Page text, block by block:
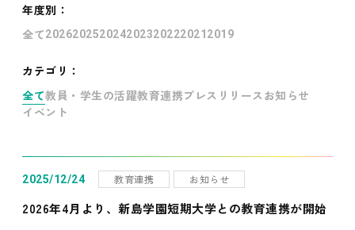
年度別 ：
全て202620252024202320222021 2019
カテゴリ：
全て教員・学生の活躍教育連携プレスリリース お知らせ
イベント
2025/12/24 教育連携 お知らせ
2026年4月より、新島学園短期大学との教育連携が開始